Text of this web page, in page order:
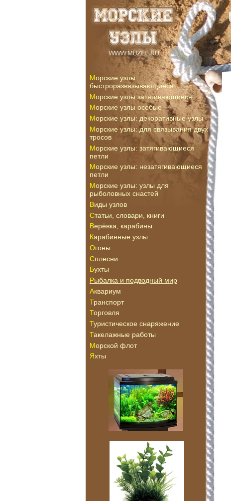
Морские узлы
быстроразвязывающиеся
Морские узлы затягивающиеся
Морские узлы особые
Морские узлы: декоративные узлы
Морские узлы: для связывания двух
тросов
Морские узлы: затягивающиеся
петли
Морские узлы: незатягивающиеся
петли
Морские узлы: узлы для
рыболовных снастей
Виды узлов
Статьи, словари, книги
Верёвка, карабины
Карабинные узлы
Огоны
Сплесни
Бухты
Рыбалка и подводный мир
Аквариум
Транспорт
Торговля
Туристическое снаряжение
Такелажные работы
Морской флот
Яхты